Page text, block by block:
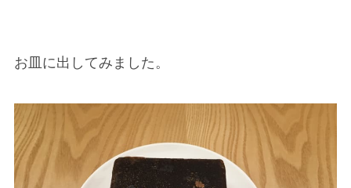
お皿に出してみました。